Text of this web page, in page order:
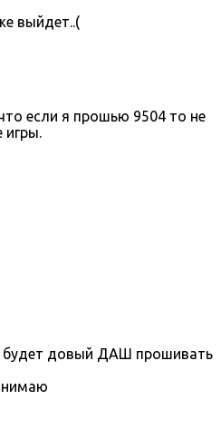
выйдет..(
если я прошью 9504 то не
игры.
будет довый ДАШ прошивать